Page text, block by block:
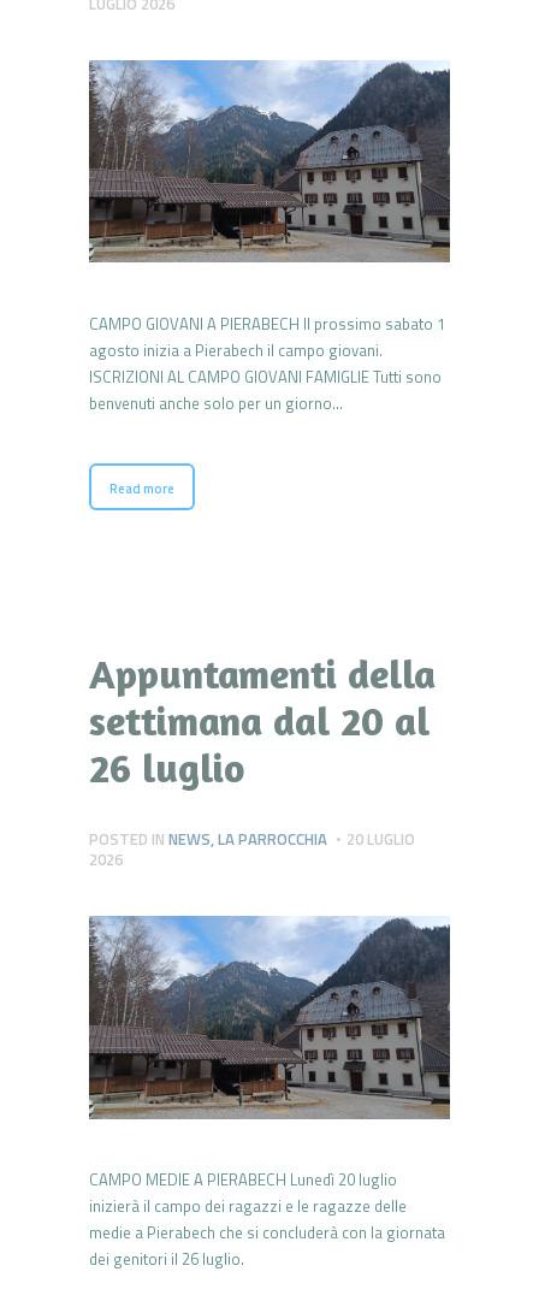
CAMPO GIOVANI A PIERABECH Il prossimo sabato 1
agosto inizia a Pierabech il campo giovani.
ISCRIZIONI AL CAMPO GIOVANI FAMIGLIE Tutti sono
benvenuti anche solo per un giorno…
Read more
Appuntamenti della
settimana dal 20 al
26 luglio
POSTED IN NEWS,LA PARROCCHIA
20 LUGLIO
2026
CAMPO MEDIE A PIERABECH Lunedì 20 luglio
inizierà il campo dei ragazzi e le ragazze delle
medie a Pierabech che si concluderà con la giornata
dei genitori il 26 luglio.